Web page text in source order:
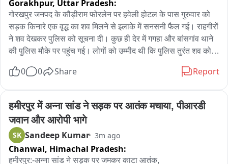
Gorakhpur, Uttar Pradesh:
गोरखपुर जनपद के कौड़ीराम फोरलेन पर हवेली होटल के पास गुरुवार को
सड़क किनारे एक वृद्ध का शव मिलने से इलाके में सनसनी फैल गई। राहगीरों
ने शव देखकर पुलिस को सूचना दी। कुछ ही देर में गगहा और बांसगांव थाने
की पुलिस मौके पर पहुंच गई। लोगों को उम्मीद थी कि पुलिस तुरंत शव को
हुआ। दोनों थानों की पुलिस घटनास्थल को लेकर सीमा विवाद में उलझ
दौरान करीब दो घंटे तक बुजुर्ग का शव तेज धूप में सड़क किनारे यूं ही पड़ा
रहा और स्थानीय मजबूर लोग पुलिस की इस संवेदनहीनता की तमाशा को
एकटक देखते रहे। लोगों का कहना था कि पुलिस के लिए इंसानियत से
ज्यादा थाना सीमा महत्वपूर्ण हो गई। करीब दो घंटे की माथापच्ची के बाद यह
स्पष्ट हुआ कि घटनास्थल गगहा थाना क्षेत्र में आता है। लेकिन मामला यहीं
खत्म नहीं हुआ। अब गगहा थाने के अन्तर्गत आने वाली सोहगौरा चौकी पुलिस
0 0 Share Report
हमीरपुर में अन्ना सांड ने सड़क पर आतंक मचाया, पीआरडी
जवान और आरोपी भागे
SK Sandeep Kumar 3m ago
Chanwal, Himachal Pradesh:
हमीरपुर:-अन्ना सांड ने सड़क पर जमकर काटा आतंक,